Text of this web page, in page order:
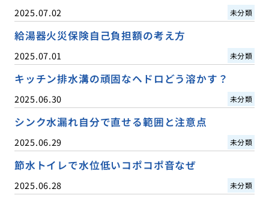
2025.07.02 未分類
給湯器火災保険自己負担額の考え方
2025.07.01 未分類
キッチン排水溝の頑固なヘドロどう溶かす？
2025.06.30 未分類
シンク水漏れ自分で直せる範囲と注意点
2025.06.29 未分類
節水トイレで水位低いコポコポ音なぜ
2025.06.28 未分類